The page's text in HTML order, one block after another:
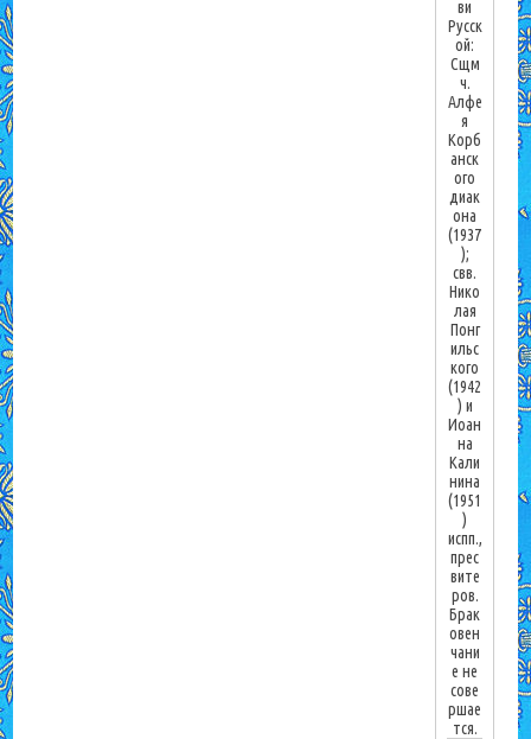
ви
Русск
ой:
Сщм
ч.
Алфе
я
Корб
анск
ого
диак
она
(1937
);
свв.
Нико
лая
Понг
ильс
кого
(1942
) и
Иоан
на
Кали
нина
(1951
)
испп.,
прес
вите
ров.
Брак
овен
чани
е не
сове
ршае
тся.